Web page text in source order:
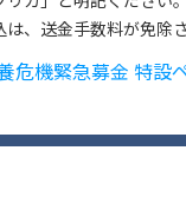
、送金手数料が免除さ
危機緊急募金 特設